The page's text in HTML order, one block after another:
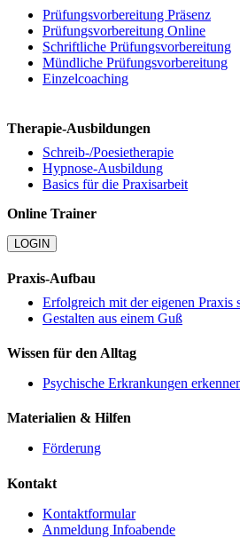
Prüfungsvorbereitung Präsenz
Prüfungsvorbereitung Online
Schriftliche Prüfungsvorbereitung
Mündliche Prüfungsvorbereitung
Einzelcoaching
Therapie-Ausbildungen
Schreib-/Poesietherapie
Hypnose-Ausbildung
Basics für die Praxisarbeit
Online Trainer
LOGIN
Praxis-Aufbau
Erfolgreich mit der eigenen Praxis
Gestalten aus einem Guß
Wissen für den Alltag
Psychische Erkrankungen
Materialien & Hilfen
Förderung
Kontakt
Kontaktformular
Anmeldung Infoabende